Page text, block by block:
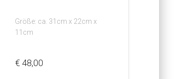
Größe: ca. 31cm x 22cm x
11cm
€ 48,00